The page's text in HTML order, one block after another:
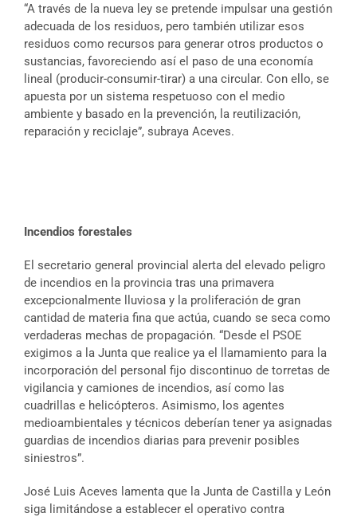
“A través de la nueva ley se pretende impulsar una gestión
adecuada de los residuos, pero también utilizar esos
residuos como recursos para generar otros productos o
sustancias, favoreciendo así el paso de una economía
lineal (producir-consumir-tirar) a una circular. Con ello, se
apuesta por un sistema respetuoso con el medio
ambiente y basado en la prevención, la reutilización,
reparación y reciclaje”, subraya Aceves.
Incendios forestales
El secretario general provincial alerta del elevado peligro
de incendios en la provincia tras una primavera
excepcionalmente lluviosa y la proliferación de gran
cantidad de materia fina que actúa, cuando se seca como
verdaderas mechas de propagación. “Desde el PSOE
exigimos a la Junta que realice ya el llamamiento para la
incorporación del personal fijo discontinuo de torretas de
vigilancia y camiones de incendios, así como las
cuadrillas e helicópteros. Asimismo, los agentes
medioambientales y técnicos deberían tener ya asignadas
guardias de incendios diarias para prevenir posibles
siniestros”.
José Luis Aceves lamenta que la Junta de Castilla y León
siga limitándose a establecer el operativo contra